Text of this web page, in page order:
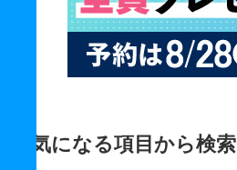
気になる項目から検索